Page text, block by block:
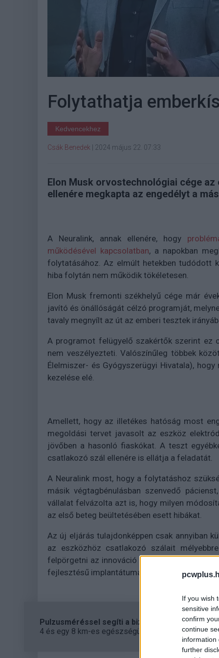
If you wish
sensitive
confirm
continue
information
further
Folytathatja
Kedvencekhez
Csák Benedek 2024 május 22. 07:33
Elon Musk orvostechnológiai cége
ellenére megkapta az engedélyt a
A Neuralink, annak ellenére, hogy
működésével kapcsolatban, a napokban
folytatásához. Az elmúlt hetekben tudódott
hiba folytán nem működik tökéletesen.
Elon Musk fremonti székhelyű cége már
javító és önállóságát célzó programját,
tavaly megnyílt az út az emberi tesztek
A programot felügyelő szakértők szerint ez
nem veszélyezteti. Valószínűleg többek
Élelmiszer- és Gyógyszerügyi Hivatala),
kezelése elé.
Amellett, hogy az illetékes hatóság most
megoldási tervet javasolt az eszköz
jövőben a hasonló fiaskókat. A teszt
csatlakozó szál ellenére is ellátja a feladatát.
A Neuralink most, hogy a folytatáshoz
másik végtagbénulásban szenvedő
vállalat felvázolta azt is, hogy milyen
az első beteg beültetésében esett hibákat.
Az új eljárás tulajdonképpen csak annyiban
az eszközhöz csatlakozó szálait
felpörgetni az innováció tesztjét, hogy a vele
fejlesztésű implantátumával.
Pulzusméréssel segíti a biztonságos mozgást
4 és egy 8 km-es egészségügyi tanösvény nyílt